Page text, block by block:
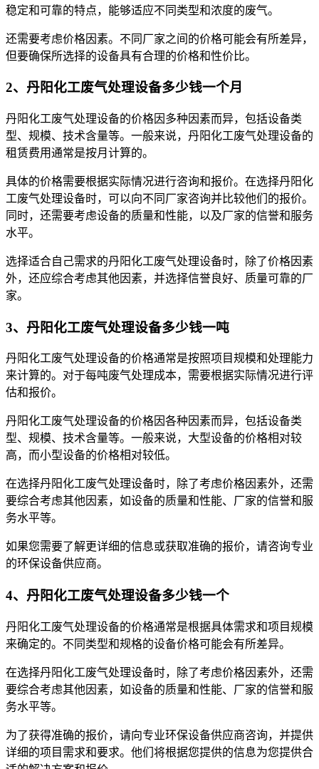
稳定和可靠的特点，能够适应不同类型和浓度的废气。
还需要考虑价格因素。不同厂家之间的价格可能会有所差异，
但要确保所选择的设备具有合理的价格和性价比。
2、丹阳化工废气处理设备多少钱一个月
丹阳化工废气处理设备的价格因多种因素而异，包括设备类
型、规模、技术含量等。一般来说，丹阳化工废气处理设备的
租赁费用通常是按月计算的。
具体的价格需要根据实际情况进行咨询和报价。在选择丹阳化
工废气处理设备时，可以向不同厂家咨询并比较他们的报价。
同时，还需要考虑设备的质量和性能，以及厂家的信誉和服务
水平。
选择适合自己需求的丹阳化工废气处理设备时，除了价格因素
外，还应综合考虑其他因素，并选择信誉良好、质量可靠的厂
家。
3、丹阳化工废气处理设备多少钱一吨
丹阳化工废气处理设备的价格通常是按照项目规模和处理能力
来计算的。对于每吨废气处理成本，需要根据实际情况进行评
估和报价。
丹阳化工废气处理设备的价格因各种因素而异，包括设备类
型、规模、技术含量等。一般来说，大型设备的价格相对较
高，而小型设备的价格相对较低。
在选择丹阳化工废气处理设备时，除了考虑价格因素外，还需
要综合考虑其他因素，如设备的质量和性能、厂家的信誉和服
务水平等。
如果您需要了解更详细的信息或获取准确的报价，请咨询专业
的环保设备供应商。
4、丹阳化工废气处理设备多少钱一个
丹阳化工废气处理设备的价格通常是根据具体需求和项目规模
来确定的。不同类型和规格的设备价格可能会有所差异。
在选择丹阳化工废气处理设备时，除了考虑价格因素外，还需
要综合考虑其他因素，如设备的质量和性能、厂家的信誉和服
务水平等。
为了获得准确的报价，请向专业环保设备供应商咨询，并提供
详细的项目需求和要求。他们将根据您提供的信息为您提供合